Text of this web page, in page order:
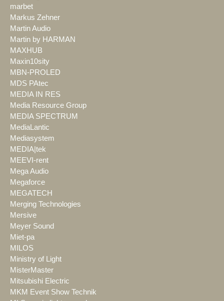
marbet
Markus Zehner
Martin Audio
Martin by HARMAN
MAXHUB
Maxin10sity
MBN-PROLED
MDS PAtec
MEDIA IN RES
Media Resource Group
MEDIA SPECTRUM
MediaLantic
Mediasystem
MEDIA|tek
MEEVI-rent
Mega Audio
Megaforce
MEGATECH
Merging Technologies
Mersive
Meyer Sound
Miet-pa
MILOS
Ministry of Light
MisterMaster
Mitsubishi Electric
MKM Event Show Technik